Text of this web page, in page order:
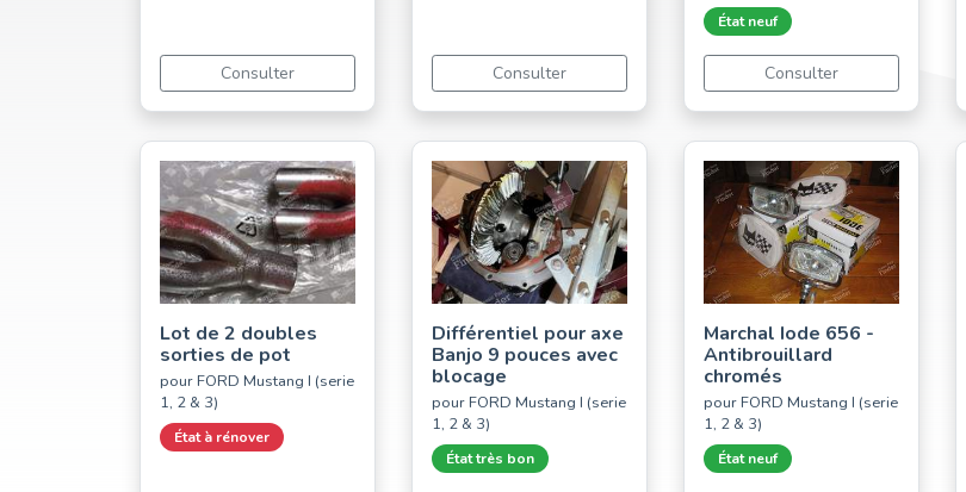
Consulter Consulter
État neuf
Consulter
Lot de 2 doubles
sorties de pot
pour FORD Mustang I (serie
1, 2 & 3)
État à rénover
Différentiel pour axe
Banjo 9 pouces avec
blocage
pour FORD Mustang I (serie
1, 2 & 3)
État très bon
Marchal Iode 656 -
Antibrouillard
chromés
pour FORD Mustang I (serie
1, 2 & 3)
État neuf